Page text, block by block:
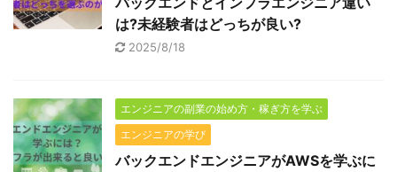
は?未経験者はどっちが良い?
2025/8/18
エンジニアの副業の始め方・稼ぎ方を学ぶ
エンジニアの学び
バックエンドエンジニアがAWSを学ぶに